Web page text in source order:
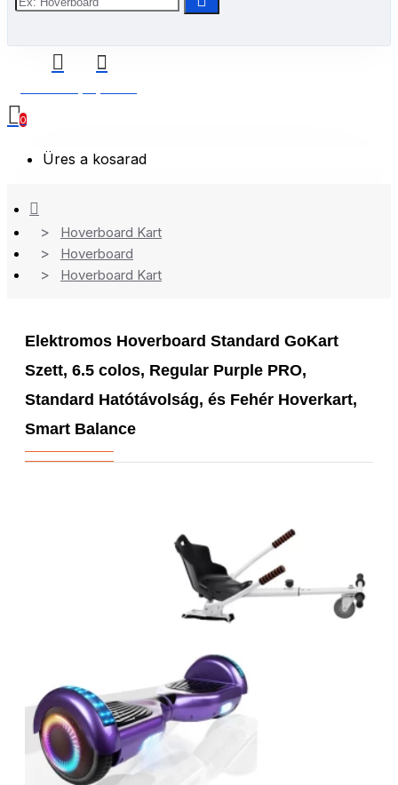
0
Üres a kosarad
Hoverboard Kart
Hoverboard
Hoverboard Kart
Elektromos Hoverboard Standard GoKart
Szett, 6.5 colos, Regular Purple PRO,
Standard Hatótávolság, és Fehér Hoverkart,
Smart Balance